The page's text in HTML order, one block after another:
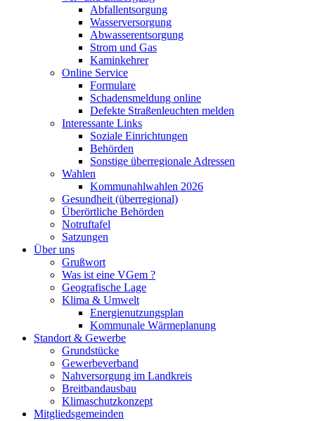
Abfallentsorgung
Wasserversorgung
Abwasserentsorgung
Strom und Gas
Kaminkehrer
Online Service
Formulare
Schadensmeldung online
Defekte Straßenleuchten melden
Interessante Links
Soziale Einrichtungen
Behörden
Sonstige überregionale Adressen
Wahlen
Kommunahlwahlen 2026
Gesundheit (überregional)
Überörtliche Behörden
Notruftafel
Satzungen
Über uns
Grußwort
Was ist eine VGem ?
Geografische Lage
Klima & Umwelt
Energienutzungsplan
Kommunale Wärmeplanung
Standort & Gewerbe
Grundstücke
Gewerbeverband
Nahversorgung im Landkreis
Breitbandausbau
Klimaschutzkonzept
Mitgliedsgemeinden